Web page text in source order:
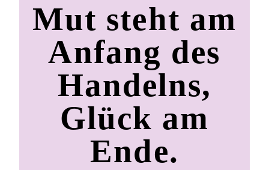
Mut steht am
Anfang des
Handelns,
Glück am
Ende.